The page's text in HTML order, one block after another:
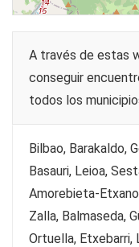
A través de estas
conseguir
todos los
Bilbao, Barakaldo,
Basauri, Leioa,
Amorebieta-
Zalla, Balmaseda,
Ortuella, Etxebarri,